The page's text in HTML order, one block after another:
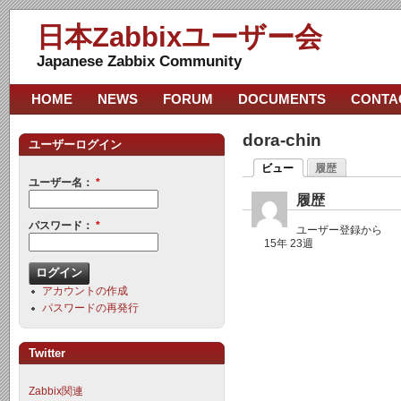
日本Zabbixユーザー会
Japanese Zabbix Community
dora-chin
ビュー 履歴
履歴
ユーザー登録から
15年 23週
HOME NEWS FORUM DOCUMENTS
ユーザーログイン
ユーザー名： *
パスワード： *
アカウントの作成
パスワードの再発行
Twitter
Zabbix関連